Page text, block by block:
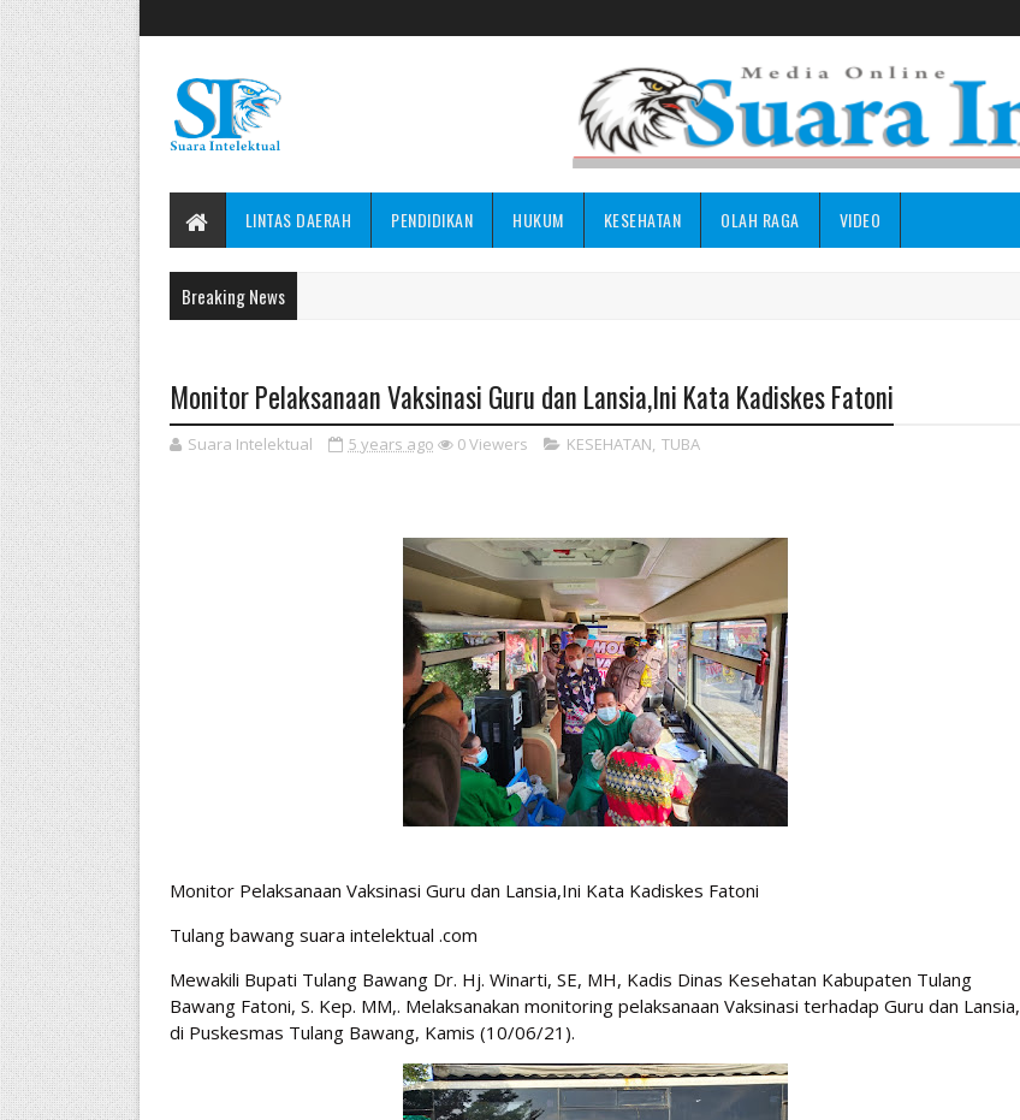
LINTAS DAERAH PENDIDIKAN HUKUM KESEHATAN OLAH RAGA VIDEO
Breaking News
Monitor Pelaksanaan Vaksinasi Guru dan Lansia,Ini Kata Kadiskes Fatoni
Suara Intelektual 5 years ago 0Viewers KESEHATAN, TUBA
Monitor Pelaksanaan Vaksinasi Guru dan Lansia,Ini Kata Kadiskes Fatoni
Tulang bawang suara intelektual .com
Mewakili Bupati Tulang Bawang Dr. Hj. Winarti, SE, MH, Kadis Dinas Kesehatan Kabupaten Tulang
Bawang Fatoni, S. Kep. MM,. Melaksanakan monitoring pelaksanaan Vaksinasi terhadap Guru dan Lansia,
di Puskesmas Tulang Bawang, Kamis (10/06/21).